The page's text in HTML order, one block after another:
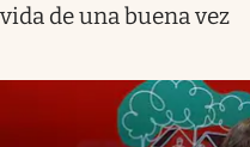
vida de una buena vez